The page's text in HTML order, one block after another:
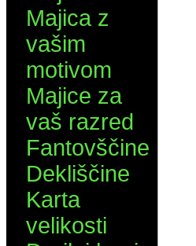
Majica z
vašim
motivom
Majice za
vaš razred
Fantovščine
Dekliščine
Karta
velikosti